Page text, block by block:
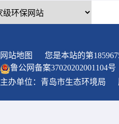
网站地图 您是本站的第
鲁公网备案37020202001104号
主办单位：青岛市生态环境局